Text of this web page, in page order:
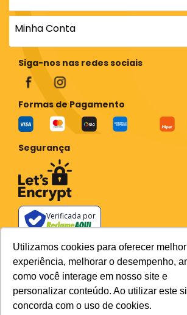
Utilizamos cookies para oferecer melhor
experiência, melhorar o desempenho,
como você interage em nosso site e
personalizar conteúdo. Ao utilizar este
concorda com o uso de cookies.
Minha Conta
Siga-nos nas redes sociais
Formas de Pagamento
Segurança
Verificada por
Todos os preços e condições deste site são válidos
no site e não se aplicam a Loja Física.
previstos no site prevalecem aos demais
de comunicação e sites de buscas. Em caso de
condições no site, o valor válido é sempre o do
Plataforma